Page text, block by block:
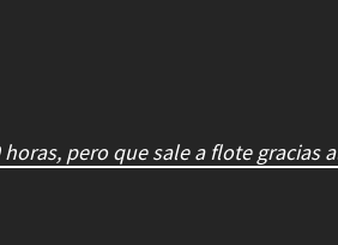
pero que sale a flote gracias